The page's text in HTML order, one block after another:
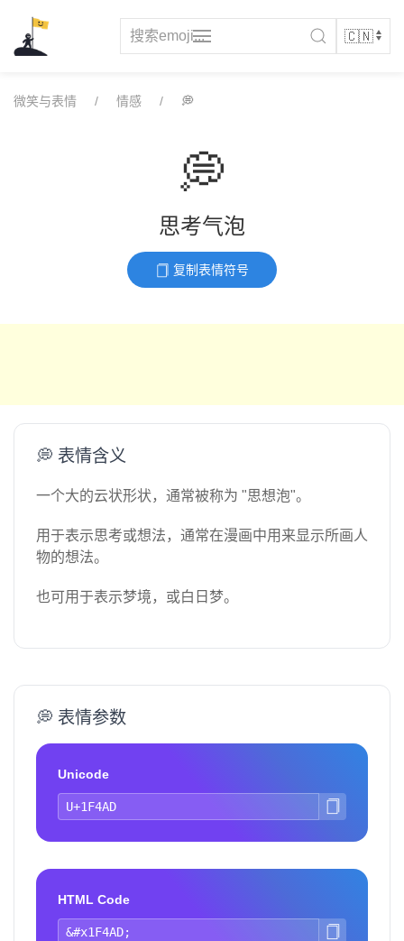
content
微笑与表情 情感 💭
💭
思考气泡
复制表情符号
💭 表情含义
一个大的云状形状，通常被称为 "思想泡"。
用于表示思考或想法，通常在漫画中用来显示所画人
物的想法。
也可用于表示梦境，或白日梦。
💭 表情参数
Unicode
HTML Code